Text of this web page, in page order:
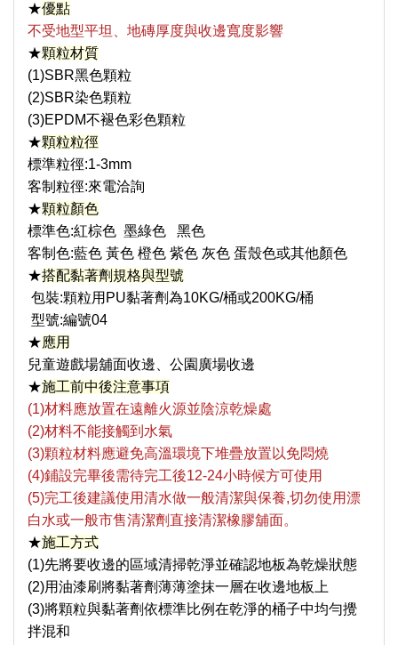
★優點
不受地型平坦、地磚厚度與收邊寬度影響
★顆粒材質
(1)SBR黑色顆粒
(2)SBR染色顆粒
(3)EPDM不褪色彩色顆粒
★顆粒粒徑
標準粒徑:1-3mm
客制粒徑:來電洽詢
★顆粒顏色
標準色:紅棕色 墨綠色 黑色
客制色:藍色 黃色 橙色 紫色 灰色 蛋殼色或其他顏色
★搭配黏著劑規格與型號
包裝:顆粒用PU黏著劑為10KG/桶或200KG/桶
型號:編號04
★應用
兒童遊戲場舖面收邊 、公園廣場收邊
★施工前中後注意事項
(1)材料應放置在遠離火源並陰涼乾燥處
(2)材料不能接觸到水氣
(3)顆粒材料應避免高溫環境下堆疊放置以免悶燒
(4)鋪設完畢後需待完工後12-24小時候方可使用
(5)完工後建議使用清水做一般清潔與保養,切勿使用漂
白水或一般市售清潔劑直接清潔橡膠舖面。
★施工方式
(1)先將要收邊的區域清掃乾淨並確認地板為乾燥狀態
(2)用油漆刷將黏著劑薄薄塗抹一層在收邊地板上
(3)將顆粒與黏著劑依標準比例在乾淨的桶子中均勻攪
拌混和